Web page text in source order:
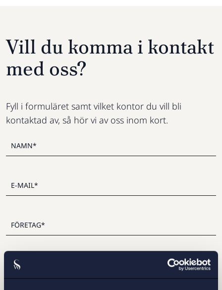
STOCKHOLM
Vill du komma i kontakt
med oss?
Fyll i formuläret samt vilket kontor du vill bli
kontaktad av, så hör vi av oss inom kort.